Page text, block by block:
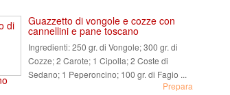
Guazzetto di vongole e cozze con
cannellini e pane toscano
Ingredienti:250 gr. di Vongole; 300 gr. di
Cozze; 2 Carote; 1 Cipolla; 2 Coste di
Sedano; 1 Peperoncino; 100 gr. di Fagio ...
Prepara